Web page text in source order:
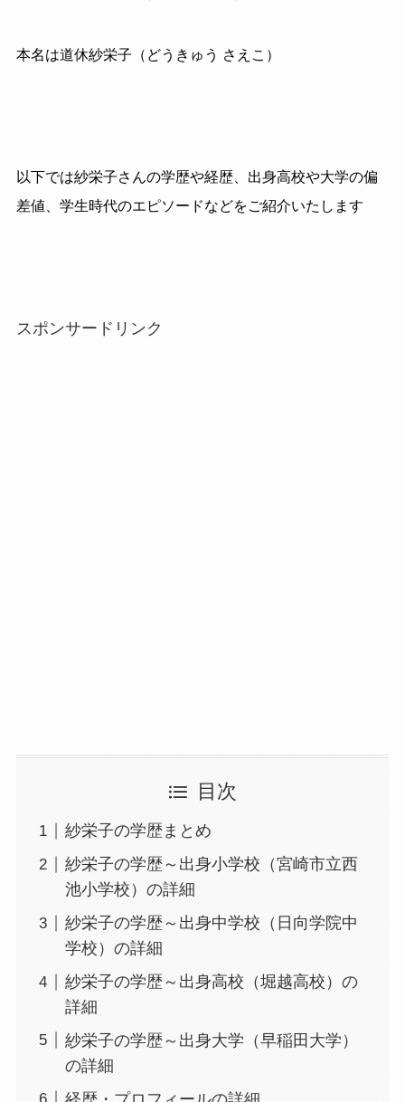
本名は道休紗栄子（どうきゅう さえこ）
以下では紗栄子さんの学歴や経歴、出身高校や大学の偏
差値、学生時代のエピソードなどをご紹介いたします
スポンサードリンク
目次
紗栄子の学歴まとめ
紗栄子の学歴～出身小学校（宮崎市立西
池小学校）の詳細
紗栄子の学歴～出身中学校（日向学院中
学校）の詳細
紗栄子の学歴～出身高校（堀越高校）の
詳細
紗栄子の学歴～出身大学（早稲田大学）
の詳細